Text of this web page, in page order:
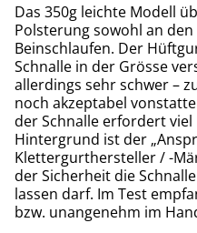
Das 350g leichte Modell
Polsterung sowohl an
Beinschlaufen. Der
Schnalle in der Grösse
allerdings sehr schwer –
noch akzeptabel
der Schnalle erfordert
Hintergrund ist der
Klettergurthersteller / -
der Sicherheit die
lassen darf. Im Test
bzw. unangenehm im